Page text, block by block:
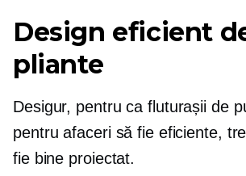
Design eficient
pliante
Desigur, pentru ca fluturașii de
pentru afaceri să fie eficiente,
fie bine proiectat.